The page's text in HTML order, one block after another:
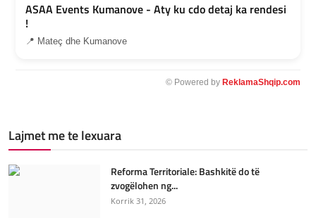
ASAA Events Kumanove - Aty ku cdo detaj ka rendesi
!
📍 Mateç dhe Kumanove
© Powered by ReklamaShqip.com
Lajmet me te lexuara
Reforma Territoriale: Bashkitë do të
zvogëlohen ng...
Korrik 31, 2026